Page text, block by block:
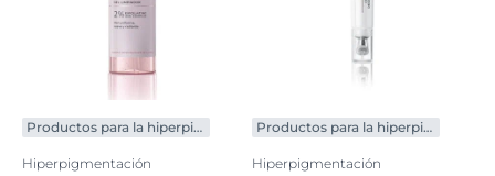
Productos para la hiperpigmentación
Hiperpigmentación
Productos para la hiperpigmentación
Hiperpigmentación